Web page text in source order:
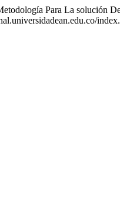
Para La solución